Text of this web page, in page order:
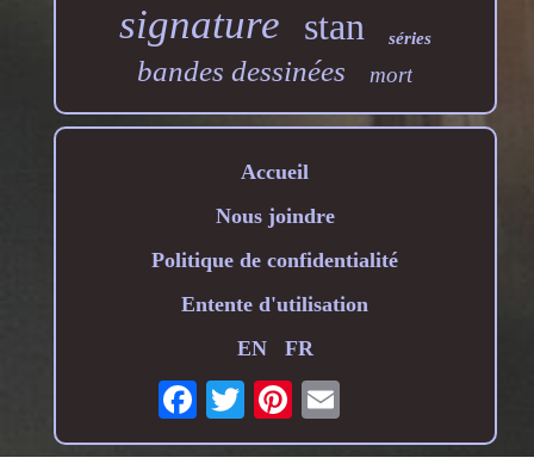
signature stan séries
bandes dessinées mort
Accueil
Nous joindre
Politique de confidentialité
Entente d'utilisation
EN
FR